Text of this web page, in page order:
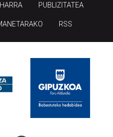
PUBLIZITATEA
RSS